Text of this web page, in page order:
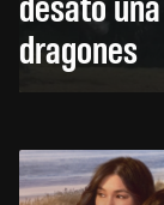
dragones